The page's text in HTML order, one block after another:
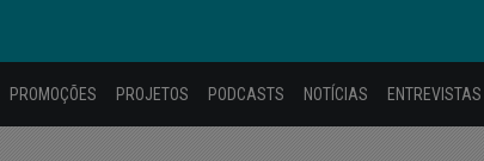
PROMOÇÕES PROJETOS PODCASTS NOTÍCIAS ENTREVISTAS